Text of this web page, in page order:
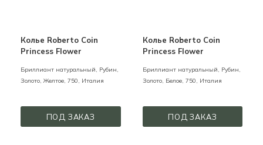
Колье Roberto Coin
Princess Flower
Бриллиант натуральный, Рубин,
Золото, Желтое, 750, Италия
ПОД ЗАКАЗ
Колье Roberto Coin
Princess Flower
Бриллиант натуральный, Рубин,
Золото, Белое, 750, Италия
ПОД ЗАКАЗ